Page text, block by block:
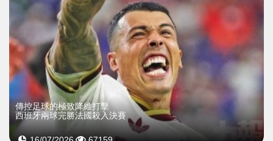
傳控足球的極致降維打擊
西班牙兩球完勝法國殺入決賽